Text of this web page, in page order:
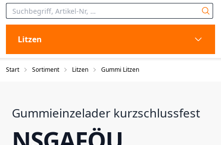
Litzen
Start Sortiment Litzen Gummi Litzen
Gummieinzelader kurzschlussfest